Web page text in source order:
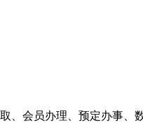
会员办理、预定办事、